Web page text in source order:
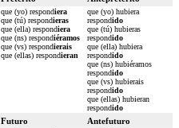
que (yo) respondiera
que (tú) respondieras
que (ella) respondiera
que (ns) respondiéramos
que (vs) respondierais
que (ellas) respondieran
que (yo) hubiera
respondido
que (tú) hubieras
respondido
que (ella) hubiera
respondido
que (ns) hubiéramos
respondido
que (vs) hubierais
respondido
que (ellas) hubieran
respondido
Futuro Antefuturo